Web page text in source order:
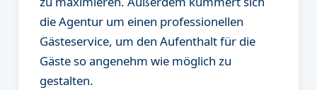
die Agentur um einen professionellen
Gästeservice, um den Aufenthalt für die
Gäste so angenehm wie möglich zu
gestalten.